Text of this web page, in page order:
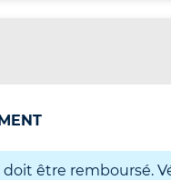
être remboursé.